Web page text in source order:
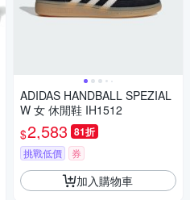
ADIDAS HANDBALL SPEZIAL
W 女 休閒鞋 IH1512
$2,583 81折
挑戰低價 券
加入購物車